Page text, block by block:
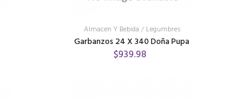
Almacen Y Bebida / Legumbres
Garbanzos 24 X 340 Doña Pupa
$939.98